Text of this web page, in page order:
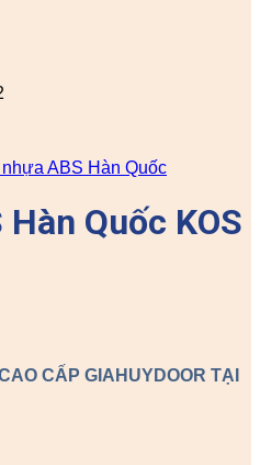
ABS Hàn Quốc
Quốc KOS
CẤP GIAHUYDOOR TẠI